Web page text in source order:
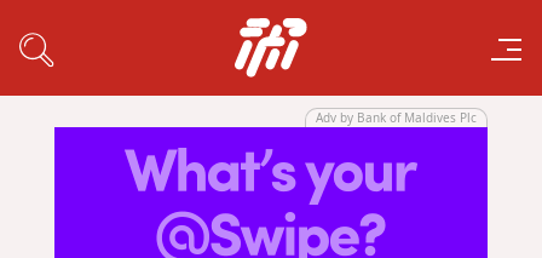
Adv by Bank of Maldives Plc